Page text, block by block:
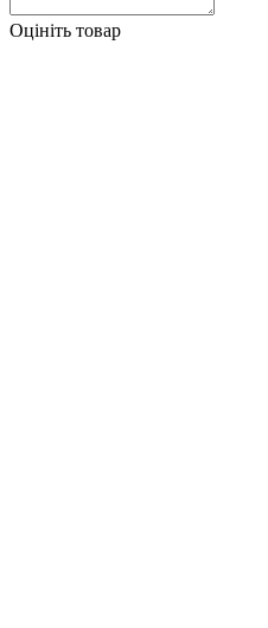
Оцініть товар